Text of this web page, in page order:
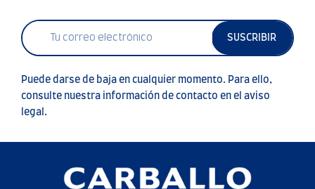
SUSCRIBIR
Puede darse de baja en cualquier momento. Para ello,
consulte nuestra información de contacto en el aviso
legal.